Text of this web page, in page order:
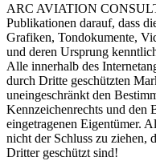
ARC AVIATION
Publikationen darauf, dass
Grafiken, Tondokumente,
und deren Ursprung
Alle innerhalb des
durch Dritte geschützten
uneingeschränkt den
Kennzeichenrechts und den
eingetragenen Eigentümer.
nicht der Schluss zu ziehen,
Dritter geschützt sind!